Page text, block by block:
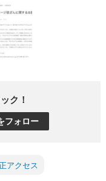
ク！
ォロー
アクセス